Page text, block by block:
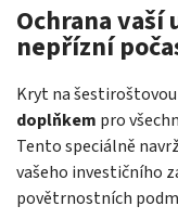
Ochrana
nepřízní
Kryt na
doplňkem pro
Tento speciálně
vašeho investičního
povětrnostních